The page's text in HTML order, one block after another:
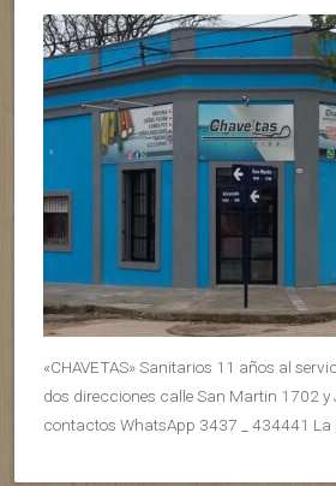
«CHAVETAS» Sanitarios 11 años al
dos direcciones calle San Martin 1702 y
contactos WhatsApp 3437 _ 434441 La